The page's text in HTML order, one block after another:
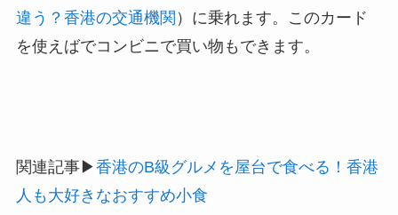
違う？香港の交通機関 ）に乗れます。このカード
を使えばでコンビニで買い物もできます。
関連記事▶︎香港のB級グルメを屋台で食べる！香港
人も大好きなおすすめ小食